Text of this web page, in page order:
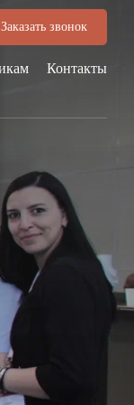
Заказать звонок
Контакты